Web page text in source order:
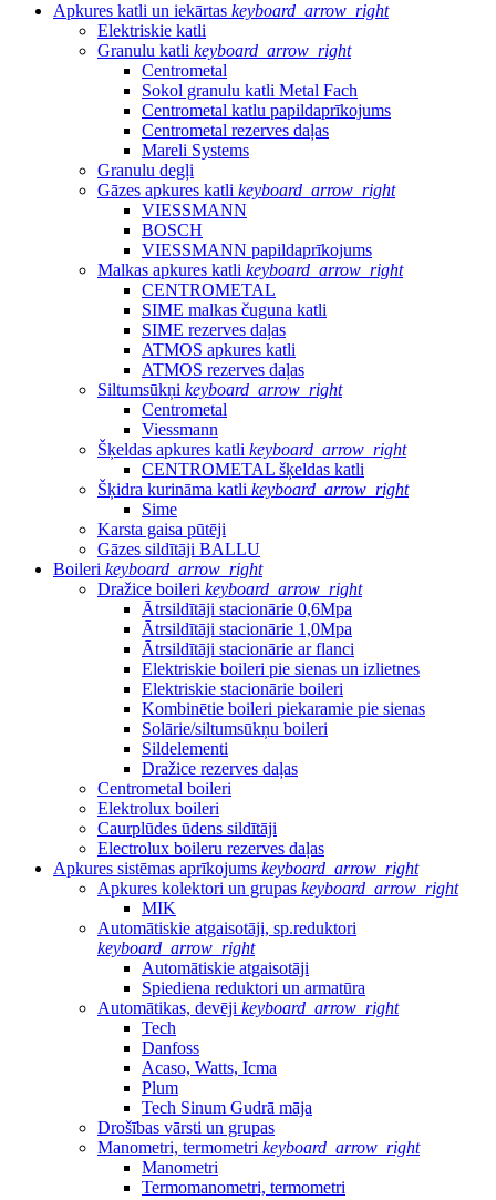
Apkures katli un iekārtas keyboard_arrow_right
Elektriskie katli
Granulu katli keyboard_arrow_right
Centrometal
Sokol granulu katli Metal Fach
Centrometal katlu papildaprīkojums
Centrometal rezerves daļas
Mareli Systems
Granulu degļi
Gāzes apkures katli keyboard_arrow_right
VIESSMANN
BOSCH
VIESSMANN papildaprīkojums
Malkas apkures katli keyboard_arrow_right
CENTROMETAL
SIME malkas čuguna katli
SIME rezerves daļas
ATMOS apkures katli
ATMOS rezerves daļas
Siltumsūkņi keyboard_arrow_right
Centrometal
Viessmann
Šķeldas apkures katli keyboard_arrow_right
CENTROMETAL šķeldas katli
Šķidra kurināma katli keyboard_arrow_right
Sime
Karsta gaisa pūtēji
Gāzes sildītāji BALLU
Boileri keyboard_arrow_right
Dražice boileri keyboard_arrow_right
Ātrsildītāji stacionārie 0,6Mpa
Ātrsildītāji stacionārie 1,0Mpa
Ātrsildītāji stacionārie ar flanci
Elektriskie boileri pie sienas un izlietnes
Elektriskie stacionārie boileri
Kombinētie boileri piekaramie pie sienas
Solārie/siltumsūkņu boileri
Sildelementi
Dražice rezerves daļas
Centrometal boileri
Elektrolux boileri
Caurplūdes ūdens sildītāji
Electrolux boileru rezerves daļas
Apkures sistēmas aprīkojums keyboard_arrow_right
Apkures kolektori un grupas keyboard_arrow_right
MIK
Automātiskie atgaisotāji, sp.reduktori
keyboard_arrow_right
Automātiskie atgaisotāji
Spiediena reduktori un armatūra
Automātikas, devēji keyboard_arrow_right
Tech
Danfoss
Acaso, Watts, Icma
Plum
Tech Sinum Gudrā māja
Drošības vārsti un grupas
Manometri, termometri keyboard_arrow_right
Manometri
Termomanometri, termometri